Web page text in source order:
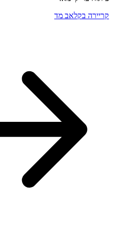
קריירה בקלאב מד